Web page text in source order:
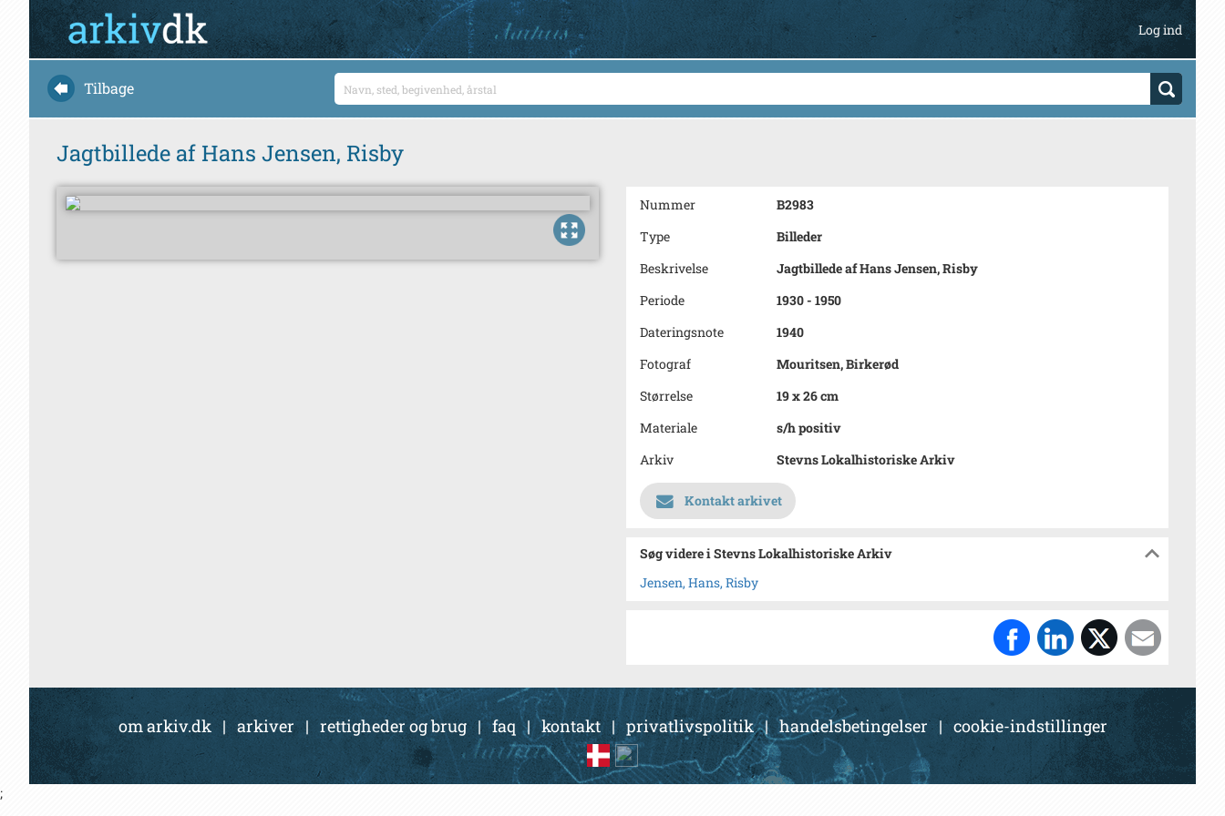
Log ind
Tilbage
Jagtbillede af Hans Jensen, Risby
Nummer
B2983
Type
Billeder
Beskrivelse
Jagtbillede af Hans Jensen, Risby
Periode
1930 - 1950
Dateringsnote
1940
Fotograf
Mouritsen, Birkerød
Størrelse
19 x 26 cm
Materiale
s/h positiv
Arkiv
Stevns Lokalhistoriske Arkiv
Kontakt arkivet
Søg videre i Stevns Lokalhistoriske Arkiv
Jensen, Hans, Risby
om arkiv.dk | arkiver| rettigheder og brug|faq |kontakt| privatlivspolitik|handelsbetingelser | cookie-indstillinger
;